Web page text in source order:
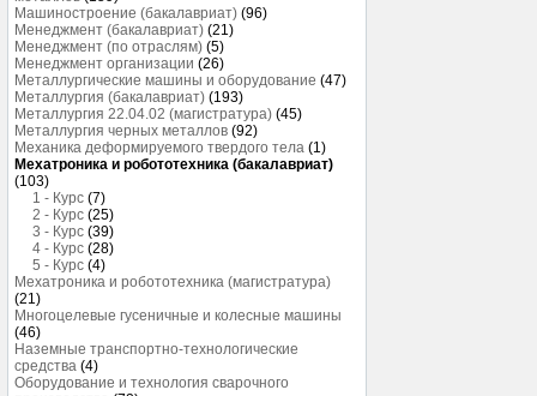
Машиностроение (бакалавриат) (96)
Менеджмент (бакалавриат) (21)
Менеджмент (по отраслям) (5)
Менеджмент организации (26)
Металлургические машины и оборудование (47)
Металлургия (бакалавриат) (193)
Металлургия 22.04.02 (магистратура) (45)
Металлургия черных металлов (92)
Механика деформируемого твердого тела (1)
Мехатроника и робототехника (бакалавриат)
(103)
1 - Курс (7)
2 - Курс (25)
3 - Курс (39)
4 - Курс (28)
5 - Курс (4)
Мехатроника и робототехника (магистратура)
(21)
Многоцелевые гусеничные и колесные машины
(46)
Наземные транспортно-технологические
средства (4)
Оборудование и технология сварочного